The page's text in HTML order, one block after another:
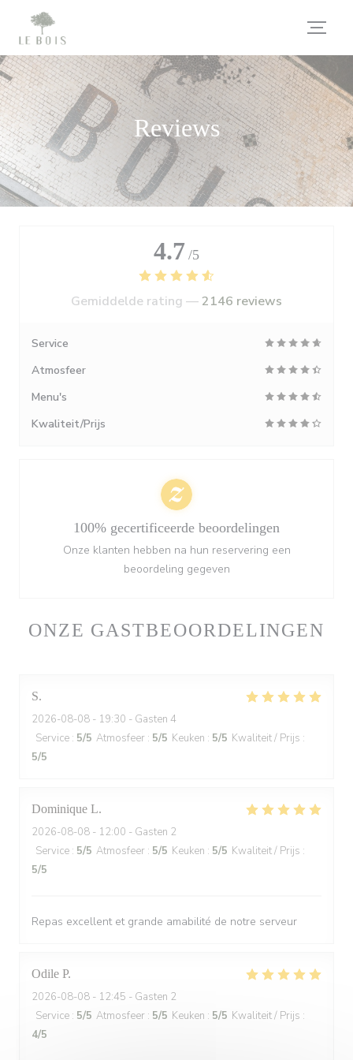
Cookies beheer paneel
Reviews
ONZE GASTBEOORDELINGEN
S
2026-08-08 - 19:30 - Gasten 4
Service : 5/5 Atmosfeer : 5/5 Keuken : 5/5 Kwaliteit / Prijs :
5/5
Dominique L
2026-08-08 - 12:00 - Gasten 2
Service : 5/5 Atmosfeer : 5/5 Keuken : 5/5 Kwaliteit / Prijs :
5/5
Repas excellent et grande amabilité de notre serveur
Odile P
2026-08-08 - 12:45 - Gasten 2
Service : 5/5 Atmosfeer : 5/5 Keuken : 5/5 Kwaliteit / Prijs :
4/5
4.7 /5
Gemiddelde rating — 2146 reviews
Service
Atmosfeer
Menu's
Kwaliteit/Prijs
100% gecertificeerde beoordelingen
Onze klanten hebben na hun reservering een
beoordeling gegeven